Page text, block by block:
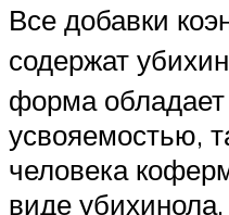
Все добавки
содержат
форма обладает
усвояемостью,
человека
виде